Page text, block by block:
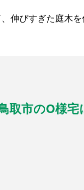
伸びすぎた庭木を
取市のO様